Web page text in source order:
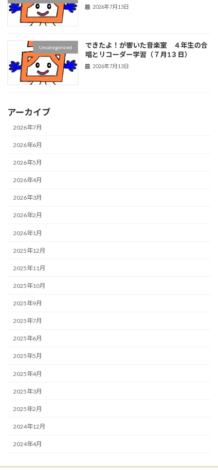
2026年7月13日
Uncategorized
できたよ！が響いた音楽室 ４年生の合
唱とリコーダー学習（７月1３日）
2026年7月13日
アーカイブ
2026年7月
2026年6月
2026年5月
2026年4月
2026年3月
2026年2月
2026年1月
2025年12月
2025年11月
2025年10月
2025年9月
2025年7月
2025年6月
2025年5月
2025年4月
2025年3月
2025年2月
2024年12月
2024年4月